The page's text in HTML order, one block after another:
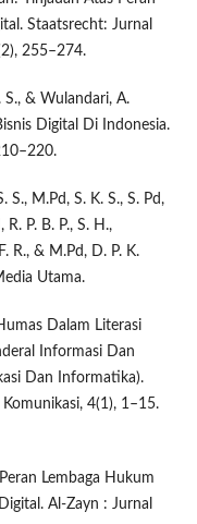
Staatsrecht: Jurnal
255–274.
S., & Wulandari, A.
Digital Di Indonesia.
S., M.Pd, S. K. S., S. Pd,
P. B. P., S. H.,
R., & M.Pd, D. P. K.
Utama.
Dalam Literasi
Informasi Dan
Dan Informatika).
4(1), 1–15.
Lembaga Hukum
Al-Zayn : Jurnal